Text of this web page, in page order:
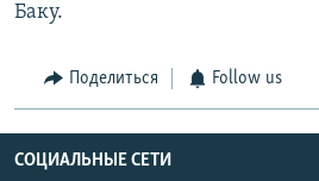
Баку.
Поделиться Follow us
СОЦИАЛЬНЫЕ СЕТИ